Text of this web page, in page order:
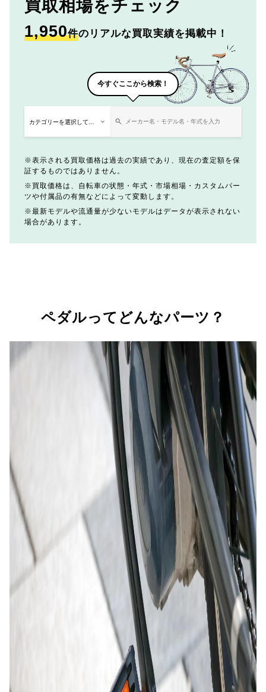
買取相場をチェック
1,950件のリアルな買取実績を掲載中！
今すぐここから検索！
表示される買取価格は過去の実績であり、現在の査定額を保
証するものではありません。
買取価格は、自転車の状態・年式・市場相場・カスタムパー
ツや付属品の有無などによって変動します。
最新モデルや流通量が少ないモデルはデータが表示されない
場合があります。
ペダルってどんなパーツ？